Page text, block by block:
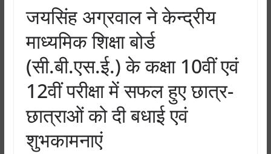
जयसिंह अग्रवाल ने केन्द्रीय
माध्यमिक शिक्षा बोर्ड
(सी.बी.एस.ई.) के कक्षा 10वीं एवं
12वीं परीक्षा में सफल हुए छात्र-
छात्राओं को दी बधाई एवं
शुभकामनाएं